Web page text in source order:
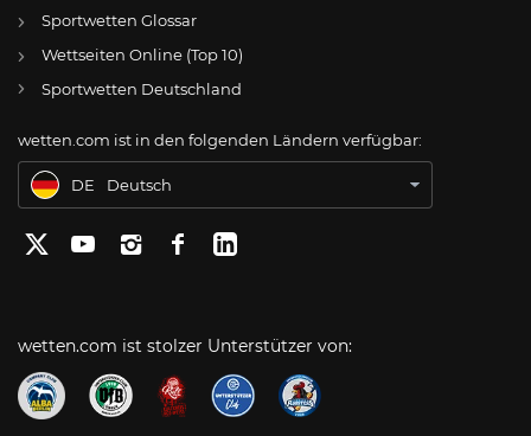
Sportwetten Glossar
Wettseiten Online (Top 10)
Sportwetten Deutschland
wetten.com ist in den folgenden Ländern verfügbar:
AT Online Wetten Österreich
CH Online Glücksspiel Schweiz
Apostas Online no Brasil
DE
Deutsch
wetten.com ist stolzer Unterstützer von: